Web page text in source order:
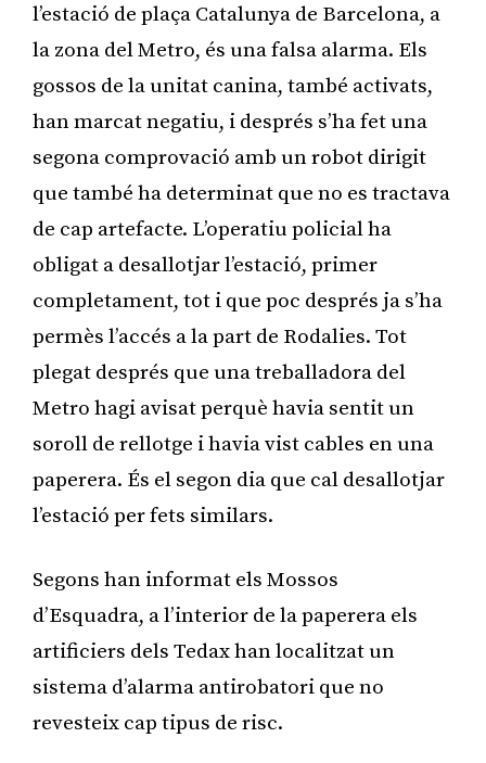
l’estació de plaça Catalunya de Barcelona, a
la zona del Metro, és una falsa alarma. Els
gossos de la unitat canina, també activats,
han marcat negatiu, i després s’ha fet una
segona comprovació amb un robot dirigit
que també ha determinat que no es tractava
de cap artefacte. L’operatiu policial ha
obligat a desallotjar l’estació, primer
completament, tot i que poc després ja s’ha
permès l’accés a la part de Rodalies. Tot
plegat després que una treballadora del
Metro hagi avisat perquè havia sentit un
soroll de rellotge i havia vist cables en una
paperera. És el segon dia que cal desallotjar
l’estació per fets similars.
Segons han informat els Mossos
d’Esquadra, a l’interior de la paperera els
artificiers dels Tedax han localitzat un
sistema d’alarma antirobatori que no
revesteix cap tipus de risc.